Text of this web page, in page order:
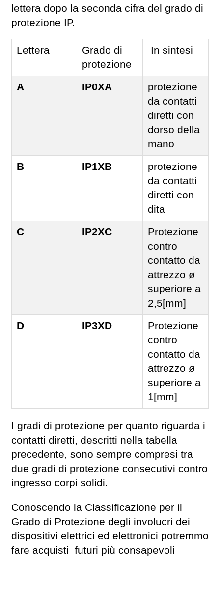
lettera dopo la seconda cifra del grado di
protezione IP.
Lettera
Grado di
protezione
In sintesi
A IP0XA
protezione
da contatti
diretti con
dorso della
mano
B
IP1XB
protezione
da contatti
diretti con
dita
C
IP2XC
Protezione
contro
contatto da
attrezzo ø
superiore a
2,5[mm]
D
IP3XD
Protezione
contro
contatto da
attrezzo ø
superiore a
1[mm]
I gradi di protezione per quanto riguarda i
contatti diretti, descritti nella tabella
precedente, sono sempre compresi tra
due gradi di protezione consecutivi contro
ingresso corpi solidi.
Conoscendo la Classificazione per il
Grado di Protezione degli involucri dei
dispositivi elettrici ed elettronici potremmo
fare acquisti futuri più consapevoli